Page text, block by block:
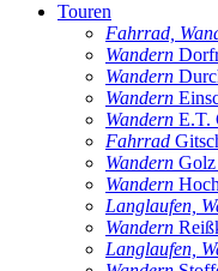
Touren
Fahrrad,
Wandern
Wandern
Wandern
Wandern E.T.
Fahrrad
Wandern
Wandern
Langlaufen,
Wandern
Langlaufen,